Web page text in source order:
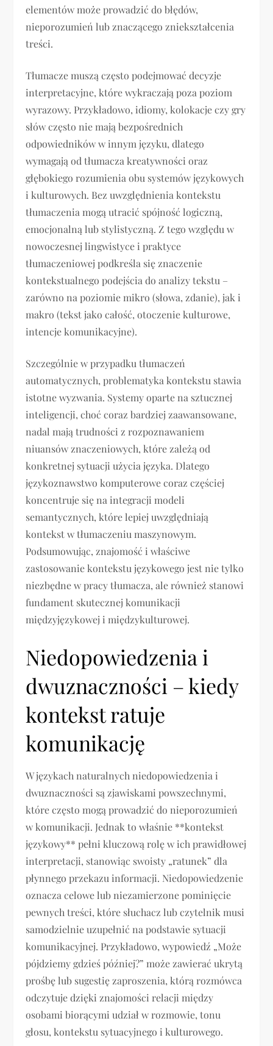
elementów może prowadzić do błędów,
nieporozumień lub znaczącego zniekształcenia
treści.
Tłumacze muszą często podejmować decyzje
interpretacyjne, które wykraczają poza poziom
wyrazowy. Przykładowo, idiomy, kolokacje czy gry
słów często nie mają bezpośrednich
odpowiedników w innym języku, dlatego
wymagają od tłumacza kreatywności oraz
głębokiego rozumienia obu systemów językowych
i kulturowych. Bez uwzględnienia kontekstu
tłumaczenia mogą utracić spójność logiczną,
emocjonalną lub stylistyczną. Z tego względu w
nowoczesnej lingwistyce i praktyce
tłumaczeniowej podkreśla się znaczenie
kontekstualnego podejścia do analizy tekstu –
zarówno na poziomie mikro (słowa, zdanie), jak i
makro (tekst jako całość, otoczenie kulturowe,
intencje komunikacyjne).
Szczególnie w przypadku tłumaczeń
automatycznych, problematyka kontekstu stawia
istotne wyzwania. Systemy oparte na sztucznej
inteligencji, choć coraz bardziej zaawansowane,
nadal mają trudności z rozpoznawaniem
niuansów znaczeniowych, które zależą od
konkretnej sytuacji użycia języka. Dlatego
językoznawstwo komputerowe coraz częściej
koncentruje się na integracji modeli
semantycznych, które lepiej uwzględniają
kontekst w tłumaczeniu maszynowym.
Podsumowując, znajomość i właściwe
zastosowanie kontekstu językowego jest nie tylko
niezbędne w pracy tłumacza, ale również stanowi
fundament skutecznej komunikacji
międzyjęzykowej i międzykulturowej.
Niedopowiedzenia i
dwuznaczności – kiedy
kontekst ratuje
komunikację
W językach naturalnych niedopowiedzenia i
dwuznaczności są zjawiskami powszechnymi,
które często mogą prowadzić do nieporozumień
w komunikacji. Jednak to właśnie **kontekst
językowy** pełni kluczową rolę w ich prawidłowej
interpretacji, stanowiąc swoisty „ratunek” dla
płynnego przekazu informacji. Niedopowiedzenie
oznacza celowe lub niezamierzone pominięcie
pewnych treści, które słuchacz lub czytelnik musi
samodzielnie uzupełnić na podstawie sytuacji
komunikacyjnej. Przykładowo, wypowiedź „Może
pójdziemy gdzieś później?” może zawierać ukrytą
prośbę lub sugestię zaproszenia, którą rozmówca
odczytuje dzięki znajomości relacji między
osobami biorącymi udział w rozmowie, tonu
głosu, kontekstu sytuacyjnego i kulturowego.